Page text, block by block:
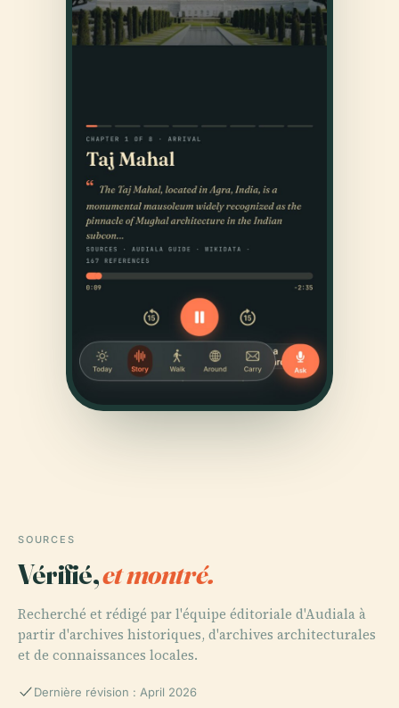
SOURCES
Vérifié,et montré.
Recherché et rédigé par l'équipe éditoriale d'Audiala à
partir d'archives historiques, d'archives architecturales
et de connaissances locales.
Dernière révision : April 2026